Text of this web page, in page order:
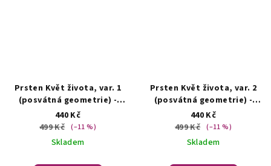
Prsten Květ života, var. 1
(posvátná geometrie) -
zlacená ocelŠperky -
Posvátná geometrie -
sacred geometry
440 Kč
499 Kč (–11 %)
Skladem
Prsten Květ života, var. 2
(posvátná geometrie) -
zlacená ocelŠperky -
Posvátná geometrie -
sacred geometry
440 Kč
499 Kč (–11 %)
Skladem